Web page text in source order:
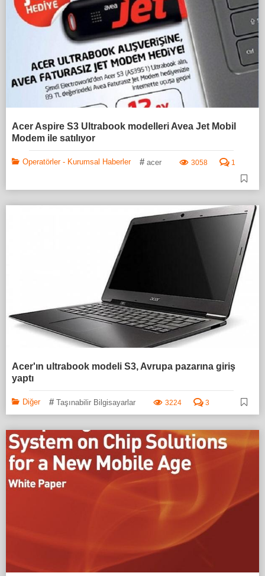
Acer Aspire S3 Ultrabook modelleri Avea Jet Mobil
Modem ile satılıyor
Operatörler - Kurumsal Haberler # acer 3058 1
Acer'ın ultrabook modeli S3, Avrupa pazarına giriş
yaptı
Diğer # Taşınabilir Bilgisayarlar 3224 3